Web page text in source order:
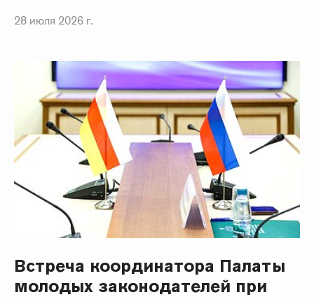
28 июля 2026 г.
Встреча координатора Палаты
молодых законодателей при